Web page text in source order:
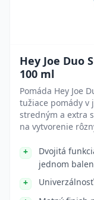
Hey Joe Duo
100 ml
Pomáda Hey Joe
tužiace pomády v
stredným a extra
na vytvorenie
Dvojitá
jednom